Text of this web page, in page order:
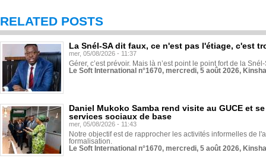
RELATED POSTS
La Snél-SA dit faux, ce n'est pas l'étiage, c'est
mer, 05/08/2026 - 11:37
Gérer, c’est prévoir. Mais là n’est point le point fort de la
Le Soft International n°1670, mercredi, 5 août 2026,
Daniel Mukoko Samba rend visite au GUCE et
services sociaux de base
mer, 05/08/2026 - 11:43
Notre objectif est de rapprocher les activités informelles de
formalisation.
Le Soft International n°1670, mercredi, 5 août 2026,